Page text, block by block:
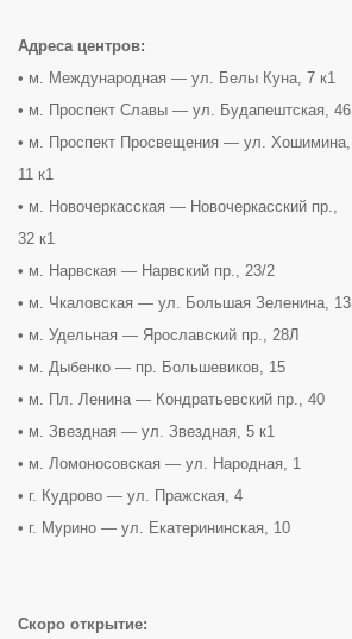
Адреса центров:
• м. Международная — ул. Белы Куна, 7 к1
• м. Проспект Славы — ул. Будапештская, 46
• м. Проспект Просвещения — ул. Хошимина,
11 к1
• м. Новочеркасская — Новочеркасский пр.,
32 к1
• м. Нарвская — Нарвский пр., 23/2
• м. Чкаловская — ул. Большая Зеленина, 13
• м. Удельная — Ярославский пр., 28Л
• м. Дыбенко — пр. Большевиков, 15
• м. Пл. Ленина — Кондратьевский пр., 40
• м. Звездная — ул. Звездная, 5 к1
• м. Ломоносовская — ул. Народная, 1
• г. Кудрово — ул. Пражская, 4
• г. Мурино — ул. Екатерининская, 10
Скоро открытие: